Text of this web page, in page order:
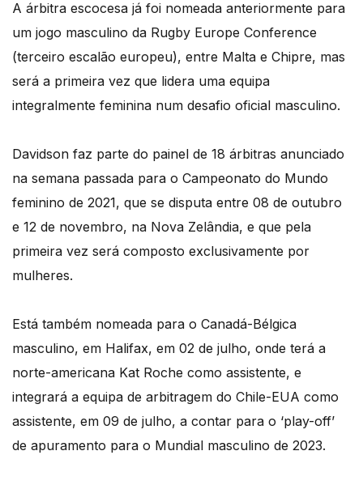
A árbitra escocesa já foi nomeada anteriormente para
um jogo masculino da Rugby Europe Conference
(terceiro escalão europeu), entre Malta e Chipre, mas
será a primeira vez que lidera uma equipa
integralmente feminina num desafio oficial masculino.
Davidson faz parte do painel de 18 árbitras anunciado
na semana passada para o Campeonato do Mundo
feminino de 2021, que se disputa entre 08 de outubro
e 12 de novembro, na Nova Zelândia, e que pela
primeira vez será composto exclusivamente por
mulheres.
Está também nomeada para o Canadá-Bélgica
masculino, em Halifax, em 02 de julho, onde terá a
norte-americana Kat Roche como assistente, e
integrará a equipa de arbitragem do Chile-EUA como
assistente, em 09 de julho, a contar para o ‘play-off’
de apuramento para o Mundial masculino de 2023.